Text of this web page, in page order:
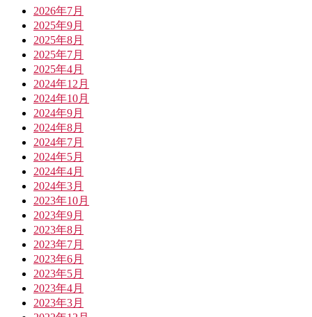
2026年7月
2025年9月
2025年8月
2025年7月
2025年4月
2024年12月
2024年10月
2024年9月
2024年8月
2024年7月
2024年5月
2024年4月
2024年3月
2023年10月
2023年9月
2023年8月
2023年7月
2023年6月
2023年5月
2023年4月
2023年3月